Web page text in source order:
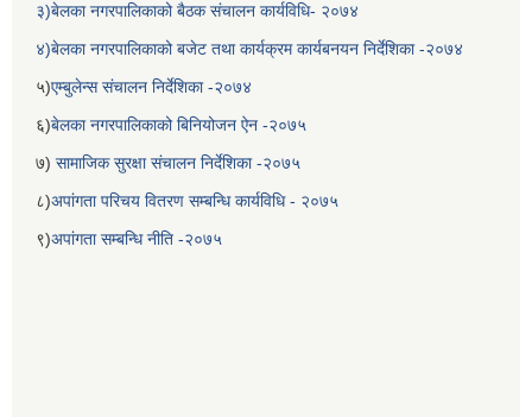
३)बेलका नगरपालिकाको बैठक संचालन कार्यविधि- २०७४
४)बेलका नगरपालिकाको बजेट तथा कार्यक्रम कार्यबनयन निर्देशिका -२०७४
५)एम्बुलेन्स संचालन निर्देशिका -२०७४
६)बेलका नगरपालिकाको बिनियोजन ऐन -२०७५
७) सामाजिक सुरक्षा संचालन निर्देशिका -२०७५
८)अपांगता परिचय वितरण सम्बन्धि कार्यविधि - २०७५
९)अपांगता सम्बन्धि नीति -२०७५